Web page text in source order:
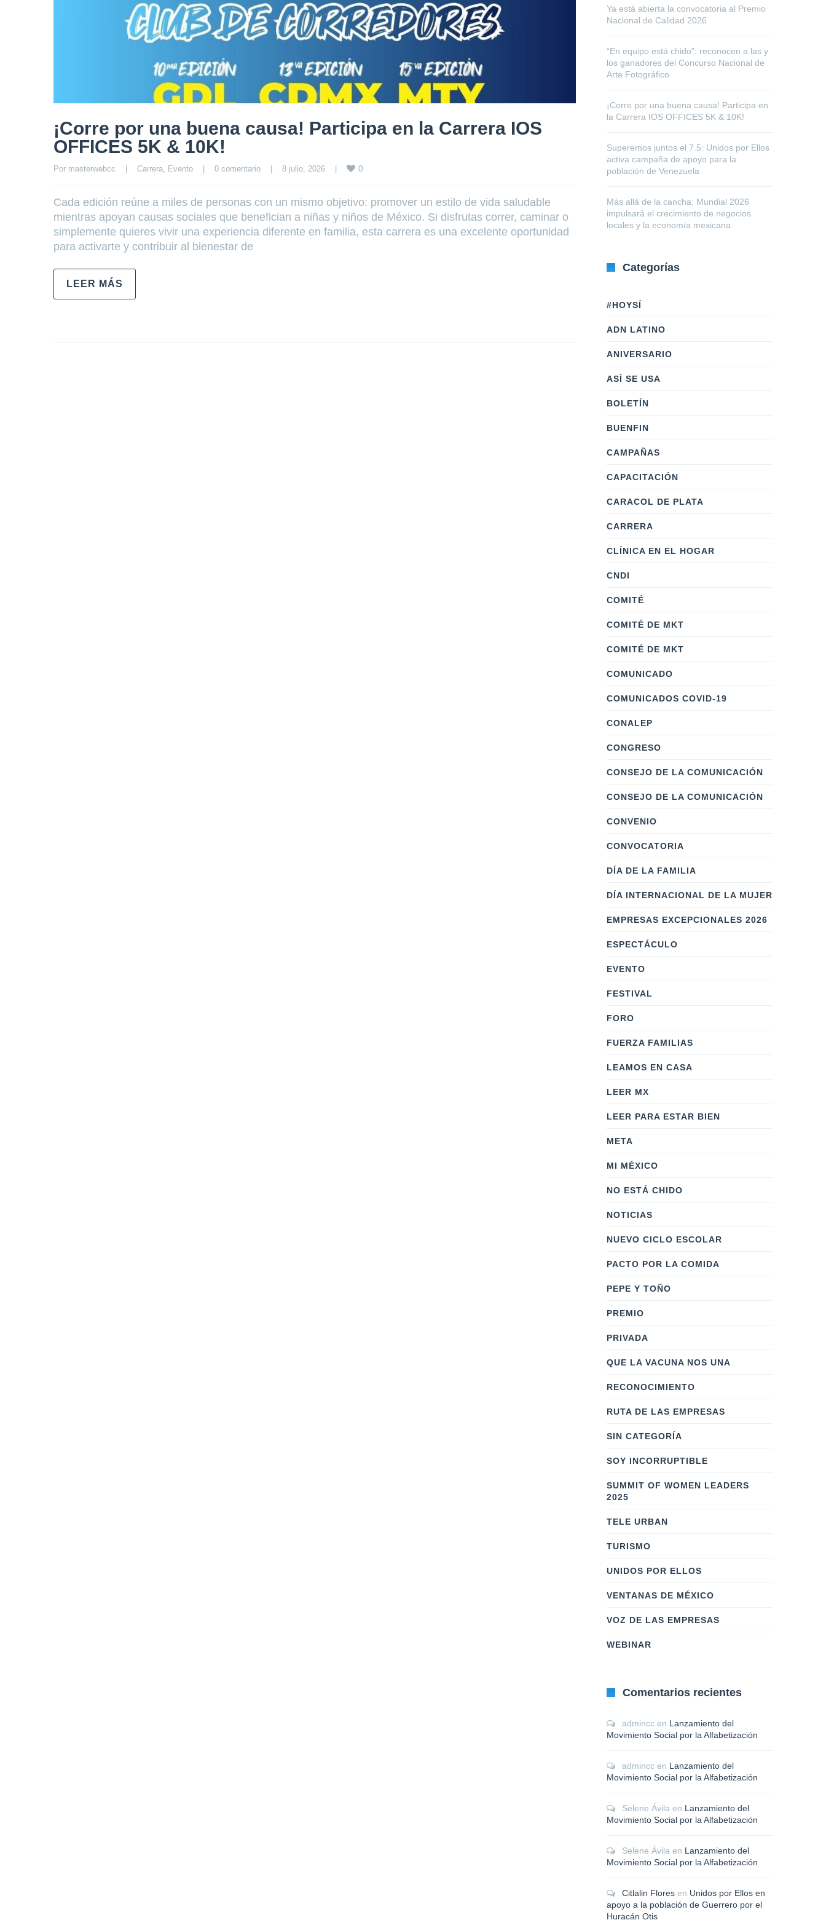
¡Corre por una buena causa! Participa en la Carrera IOS
OFFICES 5K & 10K!
Por masterwebcc Carrera, Evento 0 comentario 8 julio, 2026 0
Cada edición reúne a miles de personas con un mismo objetivo: promover un estilo de vida saludable
mientras apoyan causas sociales que benefician a niñas y niños de México. Si disfrutas correr, caminar o
simplemente quieres vivir una experiencia diferente en familia, esta carrera es una excelente oportunidad
para activarte y contribuir al bienestar de
LEER MÁS
Ya está abierta la convocatoria al Premio
Nacional de Calidad 2026
“En equipo está chido”: reconocen a las y
los ganadores del Concurso Nacional de
Arte Fotográfico
¡Corre por una buena causa! Participa en
la Carrera IOS OFFICES 5K & 10K!
Superemos juntos el 7.5: Unidos por Ellos
activa campaña de apoyo para la
población de Venezuela
Más allá de la cancha: Mundial 2026
impulsará el crecimiento de negocios
locales y la economía mexicana
Categorías
#HOYSÍ
ADN LATINO
ANIVERSARIO
ASÍ SE USA
BOLETÍN
BUENFIN
CAMPAÑAS
CAPACITACIÓN
CARACOL DE PLATA
CARRERA
CLÍNICA EN EL HOGAR
CNDI
COMITÉ
COMITÉ DE MKT
COMITÉ DE MKT
COMUNICADO
COMUNICADOS COVID-19
CONALEP
CONGRESO
CONSEJO DE LA COMUNICACIÓN
CONSEJO DE LA COMUNICACIÓN
CONVENIO
CONVOCATORIA
DÍA DE LA FAMILIA
DÍA INTERNACIONAL DE LA MUJER
EMPRESAS EXCEPCIONALES 2026
ESPECTÁCULO
EVENTO
FESTIVAL
FORO
FUERZA FAMILIAS
LEAMOS EN CASA
LEER MX
LEER PARA ESTAR BIEN
META
MI MÉXICO
NO ESTÁ CHIDO
NOTICIAS
NUEVO CICLO ESCOLAR
PACTO POR LA COMIDA
PEPE Y TOÑO
PREMIO
PRIVADA
QUE LA VACUNA NOS UNA
RECONOCIMIENTO
RUTA DE LAS EMPRESAS
SIN CATEGORÍA
SOY INCORRUPTIBLE
SUMMIT OF WOMEN LEADERS
2025
TELE URBAN
TURISMO
UNIDOS POR ELLOS
VENTANAS DE MÉXICO
VOZ DE LAS EMPRESAS
WEBINAR
Comentarios recientes
admincc en Lanzamiento del
Movimiento Social por la Alfabetización
admincc en Lanzamiento del
Movimiento Social por la Alfabetización
Selene Ávila en Lanzamiento del
Movimiento Social por la Alfabetización
Selene Ávila en Lanzamiento del
Movimiento Social por la Alfabetización
Citlalin Flores en Unidos por Ellos en
apoyo a la población de Guerrero por el
Huracán Otis